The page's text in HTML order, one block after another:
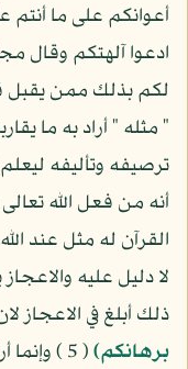
أعوانكم على ما أنتم
ادعوا آلهتكم وقال
لكم بذلك ممن يقبل
" مثله " أراد به ما
ترصيفه وتأليفه
أنه من فعل الله
القرآن له مثل عند
لا دليل عليه
ذلك أبلغ في
برهانكم)
( 5 )